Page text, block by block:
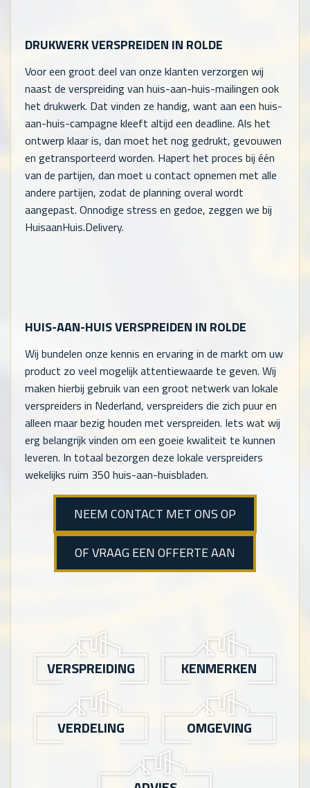
DRUKWERK VERSPREIDEN IN ROLDE
Voor een groot deel van onze klanten verzorgen wij
naast de verspreiding van huis-aan-huis-mailingen ook
het drukwerk. Dat vinden ze handig, want aan een huis-
aan-huis-campagne kleeft altijd een deadline. Als het
ontwerp klaar is, dan moet het nog gedrukt, gevouwen
en getransporteerd worden. Hapert het proces bij één
van de partijen, dan moet u contact opnemen met alle
andere partijen, zodat de planning overal wordt
aangepast. Onnodige stress en gedoe, zeggen we bij
HuisaanHuis.Delivery.
HUIS-AAN-HUIS VERSPREIDEN IN ROLDE
Wij bundelen onze kennis en ervaring in de markt om uw
product zo veel mogelijk attentiewaarde te geven. Wij
maken hierbij gebruik van een groot netwerk van lokale
verspreiders in Nederland, verspreiders die zich puur en
alleen maar bezig houden met verspreiden. Iets wat wij
erg belangrijk vinden om een goeie kwaliteit te kunnen
leveren. In totaal bezorgen deze lokale verspreiders
wekelijks ruim 350 huis-aan-huisbladen.
NEEM CONTACT MET ONS OP
OF VRAAG EEN OFFERTE AAN
VERSPREIDING KENMERKEN
VERDELING OMGEVING